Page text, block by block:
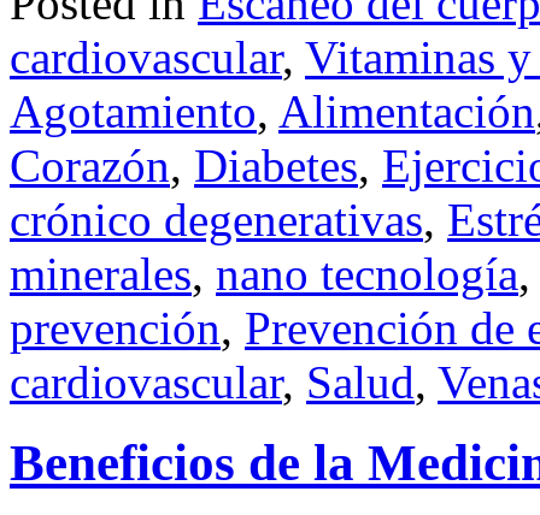
cardiovascular, Vitaminas
Agotamiento, Alimentación
Corazón, Diabetes,
crónico degenerativas,
minerales, nano tecnología
prevención, Prevención de
cardiovascular, Salud,
Beneficios de la